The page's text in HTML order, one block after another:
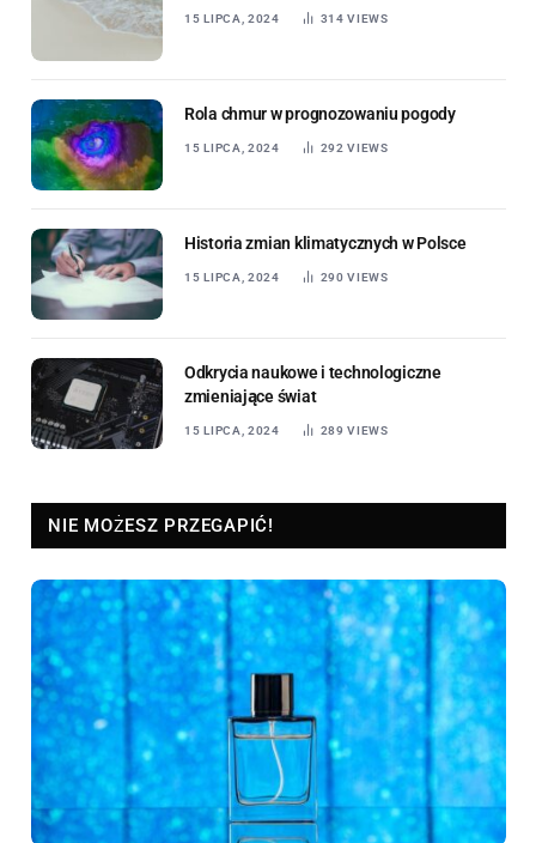
15 LIPCA, 2024 314VIEWS
Rola chmur w prognozowaniu pogody
15 LIPCA, 2024 292VIEWS
Historia zmian klimatycznych w Polsce
15 LIPCA, 2024 290VIEWS
Odkrycia naukowe i technologiczne
zmieniające świat
15 LIPCA, 2024 289VIEWS
NIE MOŻESZ PRZEGAPIĆ!